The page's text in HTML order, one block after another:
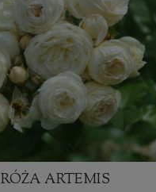
RÓŻA ARTEMIS